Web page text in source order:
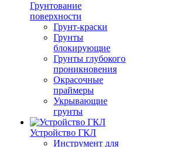
Грунтование
поверхности
Грунт-краски
Грунты
блокирующие
Грунты глубокого
проникновения
Окрасочные
праймеры
Укрывающие
грунты
Устройство ГКЛ
Инструмент для